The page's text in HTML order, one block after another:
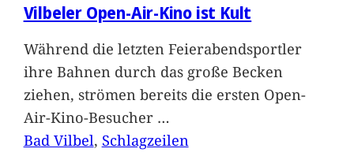
Vilbeler Open-Air-Kino ist Kult
Während die letzten Feierabendsportler
ihre Bahnen durch das große Becken
ziehen, strömen bereits die ersten Open-
Air-Kino-Besucher …
Bad Vilbel, Schlagzeilen